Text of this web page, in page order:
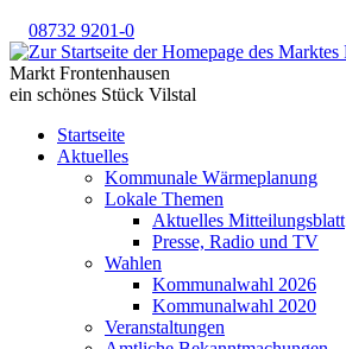
08732 9201-0
Markt Frontenhausen
ein schönes Stück Vilstal
Startseite
Aktuelles
Kommunale Wärmeplanung
Lokale Themen
Aktuelles Mitteilungsblatt
Presse, Radio und TV
Wahlen
Kommunalwahl 2026
Kommunalwahl 2020
Veranstaltungen